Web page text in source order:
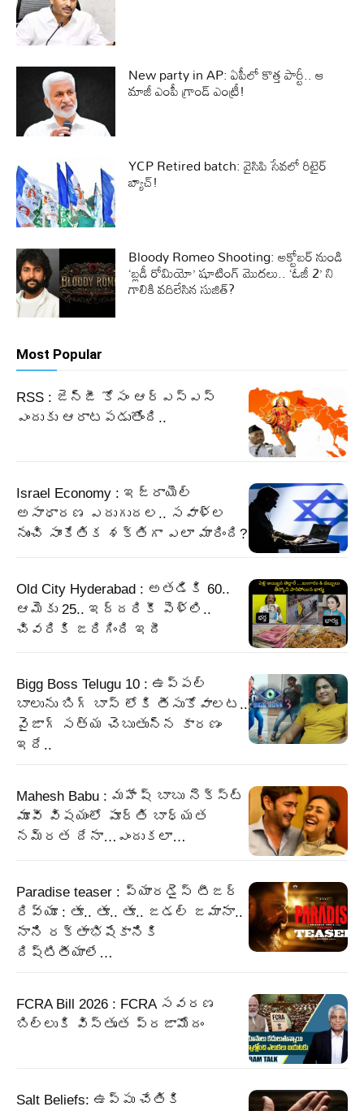
New party in AP: ఏపీలో కొత్త పార్టీ.. ఆ
మాజీ ఎంపీ గ్రాండ్ ఎంట్రీ!
YCP Retired batch: వైసిపి సేవలో రిటైర్
బ్యాచ్!
Bloody Romeo Shooting: అక్టోబర్ నుండి
‘బ్లడీ రోమియో’ షూటింగ్ మొదలు.. ‘ఓజీ 2’ ని
గాలికి వదిలేసిన సుజిత్?
Most Popular
RSS : జెన్‌జీ కోసం ఆర్‌ఎస్‌ఎస్‌
ఎందుకు ఆరాటపడుతోంది..
Israel Economy : ఇజ్రాయెల్‌
అసాధారణ ఎదుగుదల.. సవాళ్ల
నుంచి సాంకేతిక శక్తిగా ఎలా మారింది?
Old City Hyderabad : అతడికి 60..
ఆమెకు 25.. ఇద్దరికీ పెళ్లి..
చివరికి జరిగింది ఇదీ
Bigg Boss Telugu 10 : ఉప్పల్
బాలును బిగ్ బాస్ లోకి తీసుకోవాలట..
వైజాగ్ సత్య చెబుతున్న కారణం
ఇదే..
Mahesh Babu : మహేష్ బాబు నెక్స్ట్
మూవీ విషయంలో పూర్తి బాధ్యత
నమ్రత దేనా…ఎందుకలా…
Paradise teaser : ప్యారడైస్ టీజర్
రివ్యూ : తూ.. తూ.. తూ.. జడల్ జమానా..
నాని రక్తాభిషేకానికి
దిష్టితీయాలే…
FCRA Bill 2026 : FCRA సవరణ
బిల్లుకి విస్తృత ప్రజామోదం
Salt Beliefs: ఉప్పు చేతికి